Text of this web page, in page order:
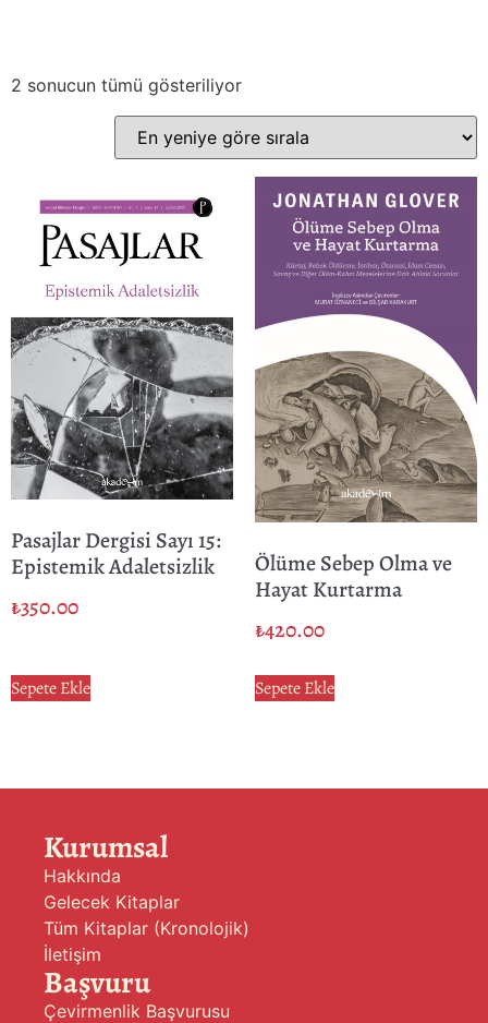
2 sonucun tümü gösteriliyor
Pasajlar Dergisi Sayı 15:
Epistemik Adaletsizlik
₺350.00
Sepete Ekle
Ölüme Sebep Olma ve
Hayat Kurtarma
₺420.00
Sepete Ekle
Kurumsal
Hakkında
Gelecek Kitaplar
Tüm Kitaplar (Kronolojik)
İletişim
Başvuru
Çevirmenlik Başvurusu